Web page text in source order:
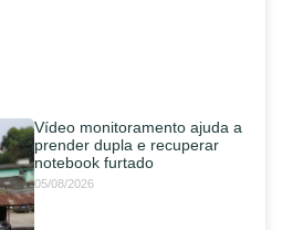
Vídeo monitoramento ajuda a
prender dupla e recuperar
notebook furtado
05/08/2026